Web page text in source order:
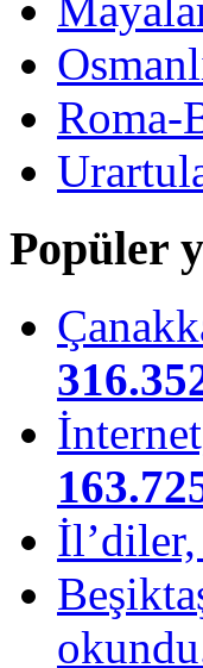
Roma-
Popüler